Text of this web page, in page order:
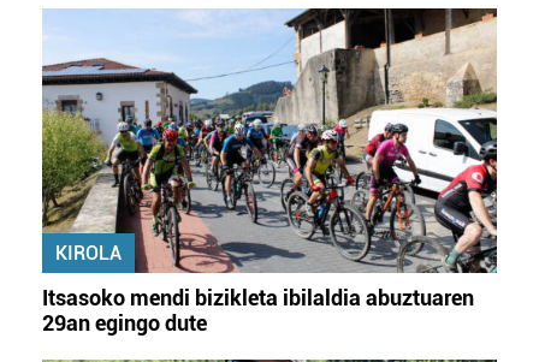
KIROLA
Itsasoko mendi bizikleta ibilaldia abuztuaren
29an egingo dute